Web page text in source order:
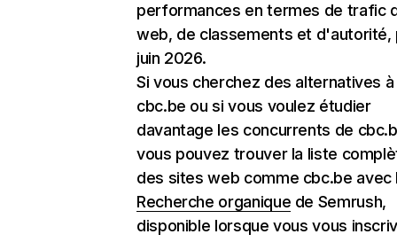
performances en termes de trafic
web, de classements et d'autorité,
juin 2026.
Si vous cherchez des alternatives à
cbc.be ou si vous voulez étudier
davantage les concurrents de
vous pouvez trouver la liste
des sites web comme cbc.be avec
Recherche organique de Semrush,
disponible lorsque vous vous